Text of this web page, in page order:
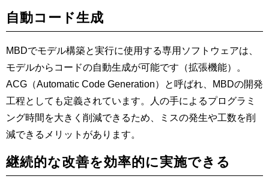
自動コード生成
MBDでモデル構築と実行に使用する専用ソフトウェアは、
モデルからコードの自動生成が可能です（拡張機能）。
ACG（Automatic Code Generation）と呼ばれ、MBDの開発
工程としても定義されています。人の手によるプログラミ
ング時間を大きく削減できるため、ミスの発生や工数を削
減できるメリットがあります。
継続的な改善を効率的に実施できる